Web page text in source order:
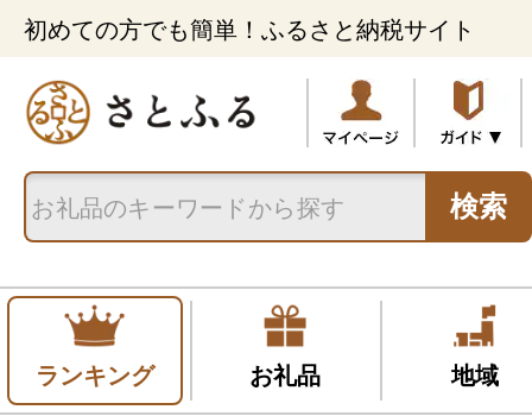
初めての方でも簡単！ふるさと納税サイト
検索
ランキング お礼品 地域